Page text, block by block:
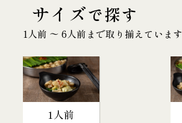
サイズで探す
1人前 〜 6人前まで取り揃えています
1人前